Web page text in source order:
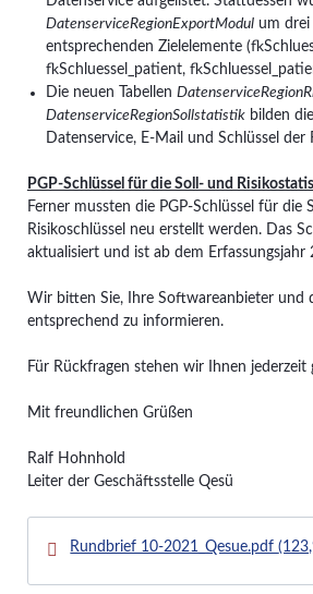
DatenserviceRegionExportModul um
entsprechenden Zielelemente
fkSchluessel_patient,
Die neuen Tabellen
DatenserviceRegionSollstatistik bilden
Datenservice, E-Mail und Schlüssel der
PGP-Schlüssel für die Soll- und
Ferner mussten die PGP-Schlüssel für die
Risikoschlüssel neu erstellt werden. Das
aktualisiert und ist ab dem Erfassungsjahr
Wir bitten Sie, Ihre Softwareanbieter und
entsprechend zu informieren.
Für Rückfragen stehen wir Ihnen jederzeit
Mit freundlichen Grüßen
Ralf Hohnhold
Leiter der Geschäftsstelle Qesü
Rundbrief 10-2021_Qesue.pdf